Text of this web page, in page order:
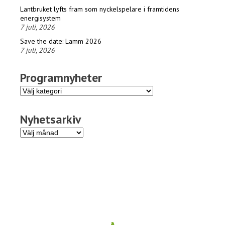
Lantbruket lyfts fram som nyckelspelare i framtidens
energisystem
7 juli, 2026
Save the date: Lamm 2026
7 juli, 2026
Programnyheter
Programnyheter
Nyhetsarkiv
Nyhetsarkiv